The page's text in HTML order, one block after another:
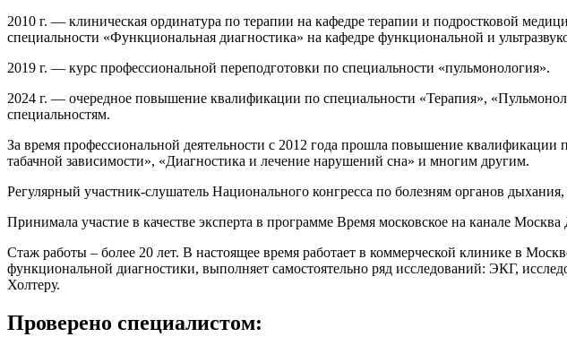
2010 г. — клиническая ординатура по терапии на кафедре терапии и подростковой
специальности «Функциональная диагностика» на кафедре функциональной и
2019 г. — курс профессиональной переподготовки по специальности «пульмонология».
2024 г. — очередное повышение квалификации по специальности «Терапия»,
специальностям.
За время профессиональной деятельности с 2012 года прошла повышение
табачной зависимости», «Диагностика и лечение нарушений сна» и многим другим.
Регулярный участник-слушатель Национального конгресса по болезням органов
Принимала участие в качестве эксперта в программе Время московское на канале Москва
Стаж работы – более 20 лет. В настоящее время работает в коммерческой клинике в
функциональной диагностики, выполняет самостоятельно ряд исследований: ЭКГ,
Холтеру.
Проверено специалистом: